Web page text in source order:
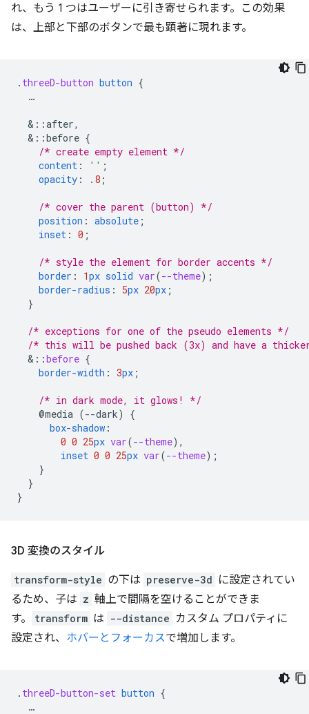
れ、もう 1 つはユーザーに引き寄せられます。この効果
は、上部と下部のボタンで最も顕著に現れます。
. threeD-button button {
…
& ::after,
& ::before {
/* create empty element */
content : '' ;
opacity : .8 ;
/* cover the parent (button) */
position : absolute ;
inset : 0 ;
/* style the element for border accents */
border : 1px solid var(--theme);
border-radius : 5px 20px ;
}
/* exceptions for one of the pseudo elements */
/* this will be pushed back (3x) and have a
& ::before {
border-width : 3px ;
/* in dark mode, it glows! */
@media (--dark)
{
box-shadow :
0 0 25px var(--theme),
inset 0 0 25px var(--theme);
}
}
}
3D 変換のスタイル
transform-style の下は preserve-3d に設定されてい
るため、子は z 軸上で間隔を空けることができま
す。
transform は --distance カスタム プロパティに
設定され、 ホバーとフォーカスで増加します。
. threeD-button-set button {
…